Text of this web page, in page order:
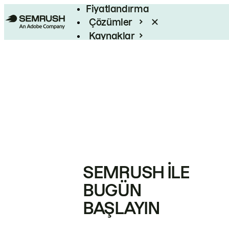
Fiyatlandırma
Çözümler
Kaynaklar
SEMRUSH ILE
BUGÜN
BAŞLAYIN